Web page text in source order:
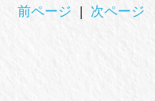
前ページ | 次ページ